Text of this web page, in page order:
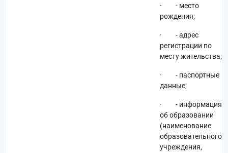
· - место
рождения;
· - адрес
регистрации по
месту жительства;
· - паспортные
данные;
· - информация
об образовании
(наименование
образовательного
учреждения,